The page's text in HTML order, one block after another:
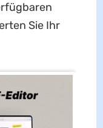
Sie Ihr